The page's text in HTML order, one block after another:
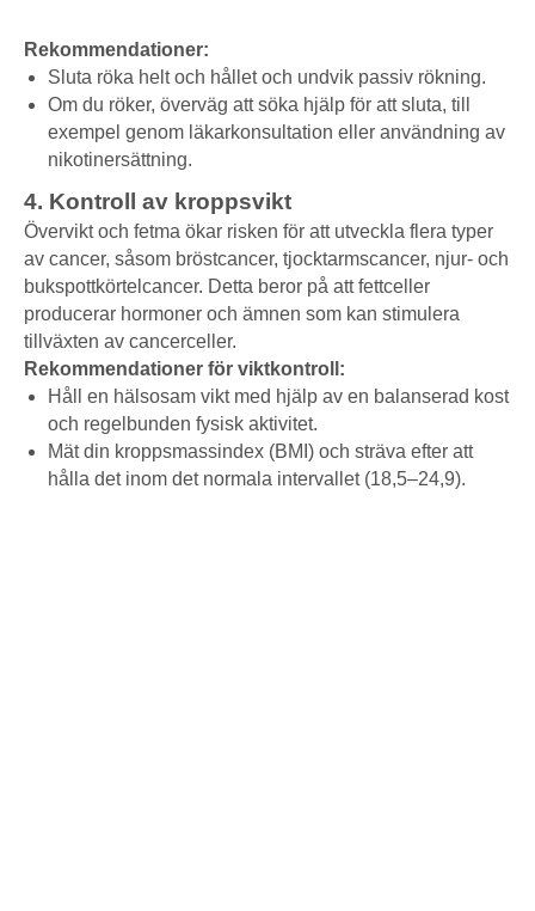
Rekommendationer:
Sluta röka helt och hållet och undvik passiv rökning.
Om du röker, överväg att söka hjälp för att sluta, till
exempel genom läkarkonsultation eller användning av
nikotinersättning.
4. Kontroll av kroppsvikt
Övervikt och fetma ökar risken för att utveckla flera typer
av cancer, såsom bröstcancer, tjocktarmscancer, njur- och
bukspottkörtelcancer. Detta beror på att fettceller
producerar hormoner och ämnen som kan stimulera
tillväxten av cancerceller.
Rekommendationer för viktkontroll:
Håll en hälsosam vikt med hjälp av en balanserad kost
och regelbunden fysisk aktivitet.
Mät din kroppsmassindex (BMI) och sträva efter att
hålla det inom det normala intervallet (18,5–24,9).